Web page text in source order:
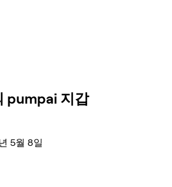
pumpai 지갑
5월 8일